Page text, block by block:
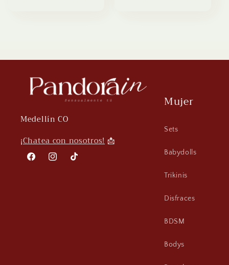
Medellín CO
¡Chatea con nosotros!📩
FacebookInstagramTikTok
Mujer
Sets
Babydolls
Trikinis
Disfraces
BDSM
Bodys